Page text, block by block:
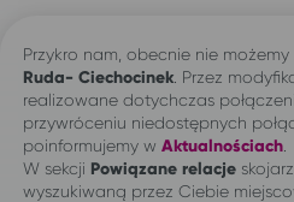
Przykro nam, obecnie nie
Ruda- Ciechocinek . Przez
realizowane dotychczas
przywróceniu niedostępnych
poinformujemy w Aktualnościach
W sekcji Powiązane relacje
wyszukiwaną przez Ciebie